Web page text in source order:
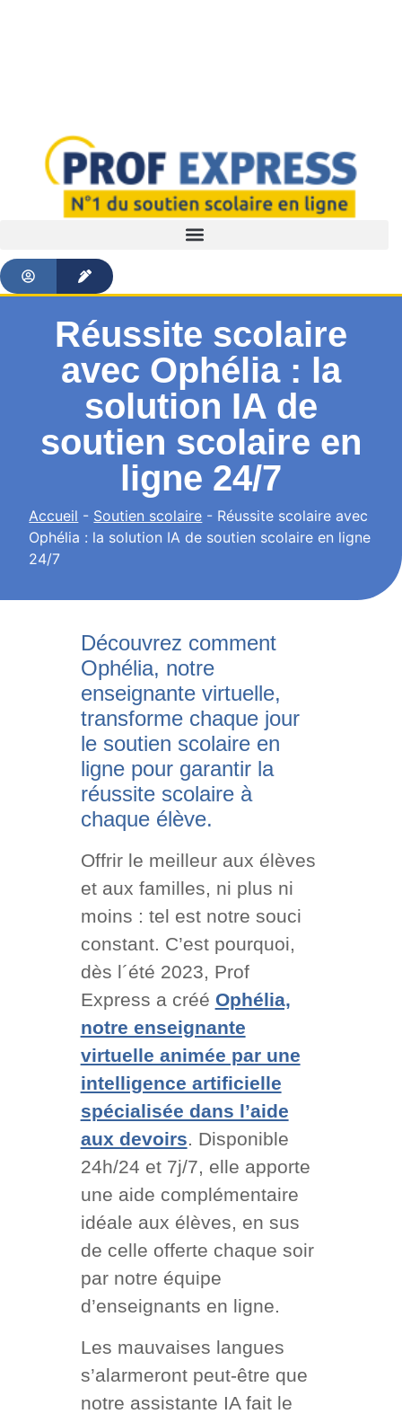
Réussite scolaire
avec Ophélia : la
solution IA de
soutien scolaire en
ligne 24/7
Accueil - Soutien scolaire - Réussite scolaire avec
Ophélia : la solution IA de soutien scolaire en ligne
24/7
Découvrez comment
Ophélia, notre
enseignante virtuelle,
transforme chaque jour
le soutien scolaire en
ligne pour garantir la
réussite scolaire à
chaque élève.
Offrir le meilleur aux élèves
et aux familles, ni plus ni
moins : tel est notre souci
constant. C’est pourquoi,
dès l´été 2023, Prof
Express a créé Ophélia,
notre enseignante
virtuelle animée par une
intelligence artificielle
spécialisée dans l’aide
aux devoirs. Disponible
24h/24 et 7j/7, elle apporte
une aide complémentaire
idéale aux élèves, en sus
de celle offerte chaque soir
par notre équipe
d’enseignants en ligne.
Les mauvaises langues
s’alarmeront peut-être que
notre assistante IA fait le